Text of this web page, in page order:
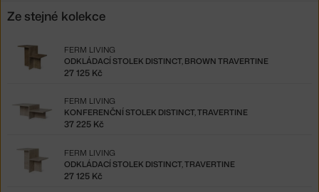
Ze stejné kolekce
ODKLÁDACÍ STOLEK DISTINCT, BROWN TRAVERTINE
FERM LIVING
27 125 Kč
KONFERENČNÍ STOLEK DISTINCT, TRAVERTINE
FERM LIVING
37 225 Kč
ODKLÁDACÍ STOLEK DISTINCT, TRAVERTINE
FERM LIVING
27 125 Kč